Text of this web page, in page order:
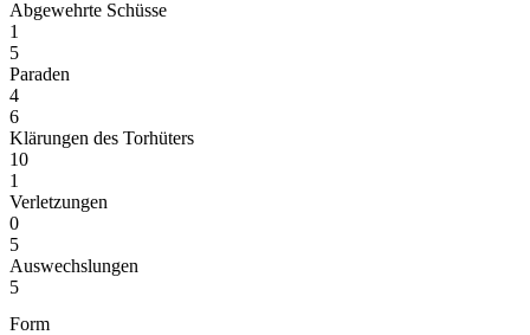
Abgewehrte Schüsse
1
5
Paraden
4
6
Klärungen des Torhüters
10
1
Verletzungen
0
5
Auswechslungen
5
Form